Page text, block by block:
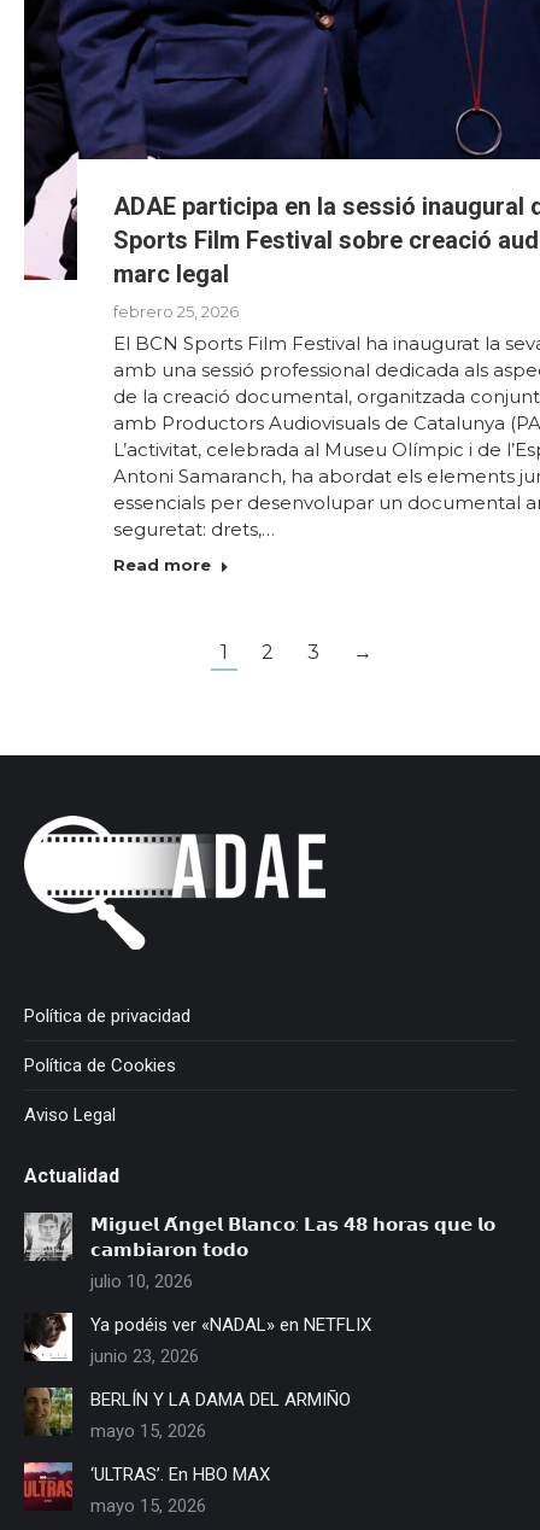
ADAE participa en la sessió inaugural
Sports Film Festival sobre creació
marc legal
febrero 25, 2026
El BCN Sports Film Festival ha inaugurat la
amb una sessió professional dedicada als
de la creació documental, organitzada
amb Productors Audiovisuals de Catalunya
L’activitat, celebrada al Museu Olímpic i de
Antoni Samaranch, ha abordat els elements
essencials per desenvolupar un documental
seguretat: drets,…
Read more
1 2 3 →
Política de privacidad
Política de Cookies
Aviso Legal
Actualidad
𝗠𝗶𝗴𝘂𝗲𝗹 𝗔́𝗻𝗴𝗲𝗹 𝗕𝗹𝗮𝗻𝗰𝗼: 𝗟𝗮𝘀 𝟰𝟴 𝗵𝗼𝗿𝗮𝘀 𝗾𝘂𝗲 𝗹𝗼
𝗰𝗮𝗺𝗯𝗶𝗮𝗿𝗼𝗻 𝘁𝗼𝗱𝗼
julio 10, 2026
Ya podéis ver «NADAL» en NETFLIX
junio 23, 2026
BERLÍN Y LA DAMA DEL ARMIÑO
mayo 15, 2026
‘ULTRAS’. En HBO MAX
mayo 15, 2026